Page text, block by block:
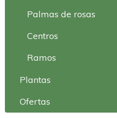
Palmas de rosas
Centros
Ramos
Plantas
Ofertas